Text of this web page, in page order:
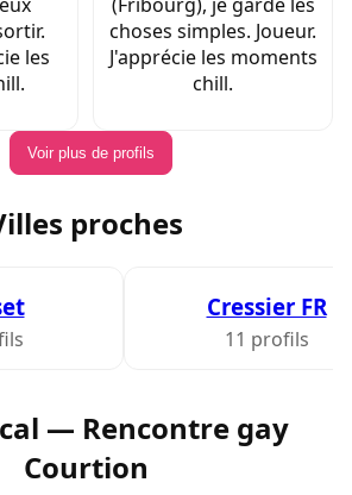
les
choses simples. Joueur.
J'apprécie les moments
chill.
Voir plus de profils
proches
Cressier FR
11 profils
— Rencontre gay
Courtion